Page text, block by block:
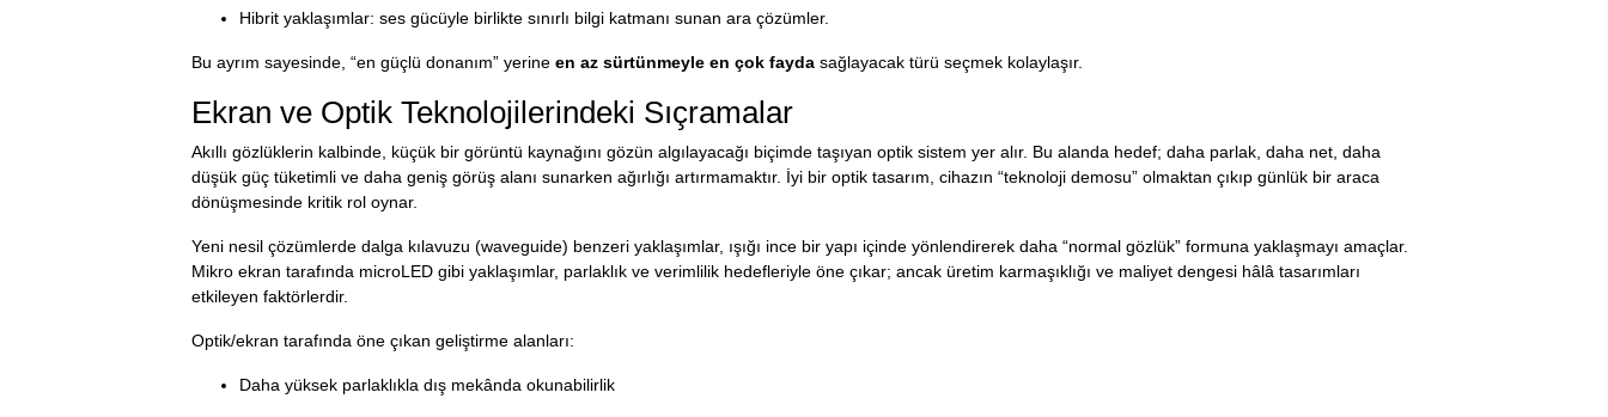
Hibrit yaklaşımlar: ses gücüyle birlikte sınırlı bilgi katmanı sunan ara çözümler.
Bu ayrım sayesinde, “en güçlü donanım” yerine en az sürtünmeyle en çok fayda sağlayacak türü seçmek kolaylaşır.
Ekran ve Optik Teknolojilerindeki Sıçramalar
Akıllı gözlüklerin kalbinde, küçük bir görüntü kaynağını gözün algılayacağı biçimde taşıyan optik sistem yer alır. Bu alanda hedef; daha parlak, daha net, daha
düşük güç tüketimli ve daha geniş görüş alanı sunarken ağırlığı artırmamaktır. İyi bir optik tasarım, cihazın “teknoloji demosu” olmaktan çıkıp günlük bir araca
dönüşmesinde kritik rol oynar.
Yeni nesil çözümlerde dalga kılavuzu (waveguide) benzeri yaklaşımlar, ışığı ince bir yapı içinde yönlendirerek daha “normal gözlük” formuna yaklaşmayı amaçlar.
Mikro ekran tarafında microLED gibi yaklaşımlar, parlaklık ve verimlilik hedefleriyle öne çıkar; ancak üretim karmaşıklığı ve maliyet dengesi hâlâ tasarımları
etkileyen faktörlerdir.
Optik/ekran tarafında öne çıkan geliştirme alanları:
Daha yüksek parlaklıkla dış mekânda okunabilirlik